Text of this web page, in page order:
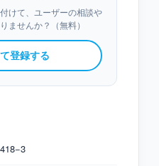
けて、ユーザーの相談や
ませんか？（無料）
登録する